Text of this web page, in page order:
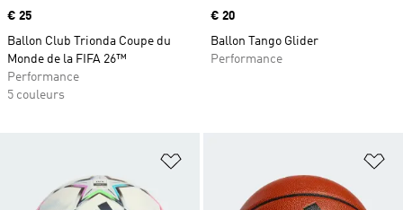
Prix
€ 25
Ballon Club Trionda Coupe du
Monde de la FIFA 26™
Performance
5 couleurs
Prix
€ 20
Ballon Tango Glider
Performance
Ajouter à la Liste de produits